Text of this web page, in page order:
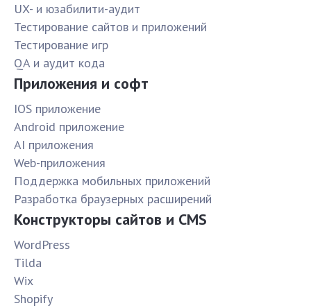
UX- и юзабилити-аудит
Тестирование сайтов и приложений
Тестирование игр
QA и аудит кода
Приложения и софт
IOS приложение
Android приложение
AI приложения
Web-приложения
Поддержка мобильных приложений
Разработка браузерных расширений
Конструкторы сайтов и CMS
WordPress
Tilda
Wix
Shopify